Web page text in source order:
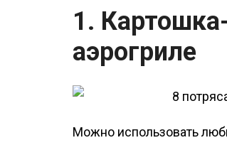
1.
аэрогриле
Можно использовать